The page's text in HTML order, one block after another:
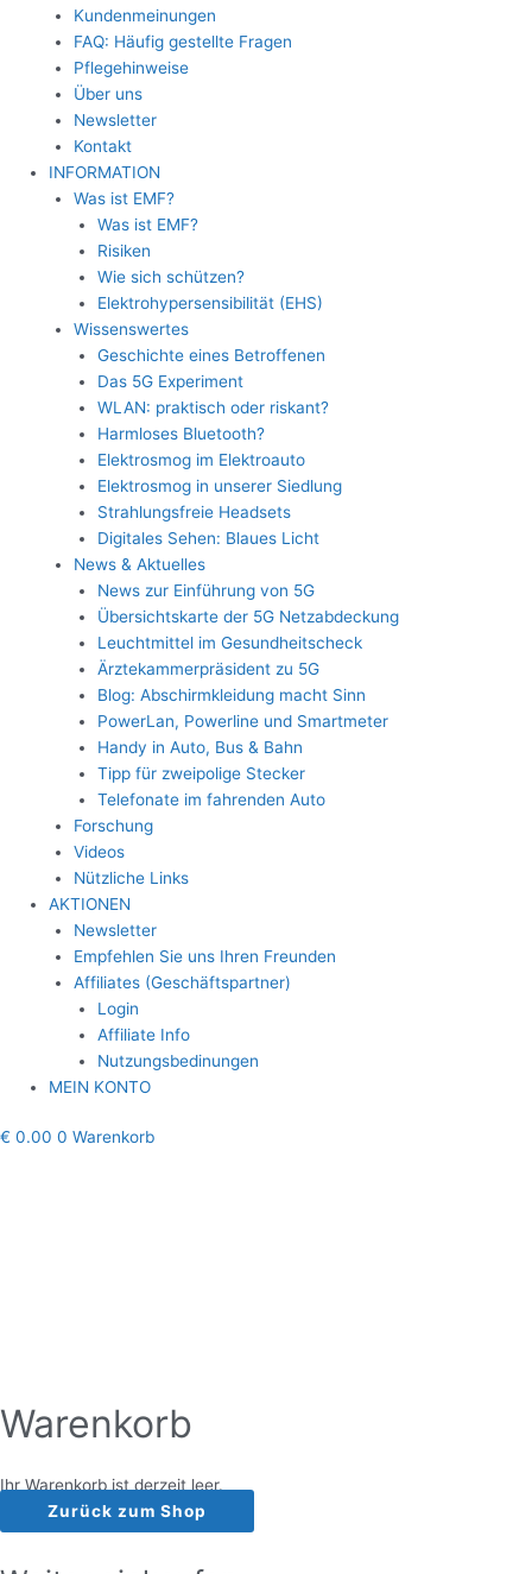
Kundenmeinungen
FAQ: Häufig gestellte Fragen
Pflegehinweise
Über uns
Newsletter
Kontakt
INFORMATION
Was ist EMF?
Was ist EMF?
Risiken
Wie sich schützen?
Elektrohypersensibilität (EHS)
Wissenswertes
Geschichte eines Betroffenen
Das 5G Experiment
WLAN: praktisch oder riskant?
Harmloses Bluetooth?
Elektrosmog im Elektroauto
Elektrosmog in unserer Siedlung
Strahlungsfreie Headsets
Digitales Sehen: Blaues Licht
News & Aktuelles
News zur Einführung von 5G
Übersichtskarte der 5G Netzabdeckung
Leuchtmittel im Gesundheitscheck
Ärztekammerpräsident zu 5G
Blog: Abschirmkleidung macht Sinn
PowerLan, Powerline und Smartmeter
Handy in Auto, Bus & Bahn
Tipp für zweipolige Stecker
Telefonate im fahrenden Auto
Forschung
Videos
Nützliche Links
AKTIONEN
Newsletter
Empfehlen Sie uns Ihren Freunden
Affiliates (Geschäftspartner)
Login
Affiliate Info
Nutzungsbedinungen
MEIN KONTO
€ 0.00 0 Warenkorb
Warenkorb
Ihr Warenkorb ist derzeit leer.
Zurück zum Shop